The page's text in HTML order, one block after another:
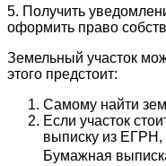
5. Получить
оформить право
Земельный участок
этого предстоит:
Самому найти
Если участок
выписку из ЕГРН,
Бумажная